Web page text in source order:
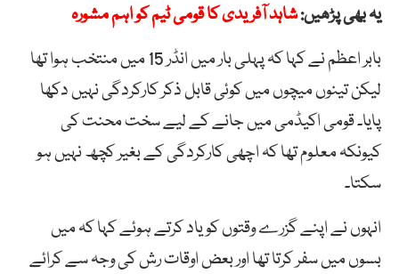
یہ بھی پڑھیں:شاہد آفریدی کا قومی ٹیم کو اہم مشورہ
بابر اعظم نے کہا کہ پہلی بار میں انڈر 15 میں منتخب ہوا تھا
لیکن تینوں میچوں میں کوئی قابل ذکر کارکردگی نہیں دکھا
پایا۔ قومی اکیڈمی میں جانے کے لیے سخت محنت کی
کیونکہ معلوم تھا کہ اچھی کارکردگی کے بغیر کچھ نہیں ہو
سکتا۔
انہوں نے اپنے گزرے وقتوں کو یاد کرتے ہوئے کہا کہ میں
بسوں میں سفر کرتا تھا اور بعض اوقات رش کی وجہ سے کرائے